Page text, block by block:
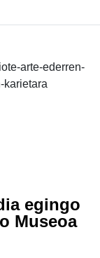
egingo
Museoa